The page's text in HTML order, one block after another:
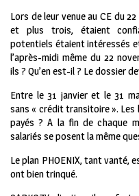
Lors de leur venue au CE du
et plus trois, étaient
potentiels étaient intéressés
l’après-midi même du 22
ils ? Qu’en est-il ? Le dossier
Entre le 31 janvier et le 31
sans « crédit transitoire ».
payés ? A la fin de chaque
salariés se posent la même
Le plan PHOENIX, tant vanté,
ont bien trinqué.